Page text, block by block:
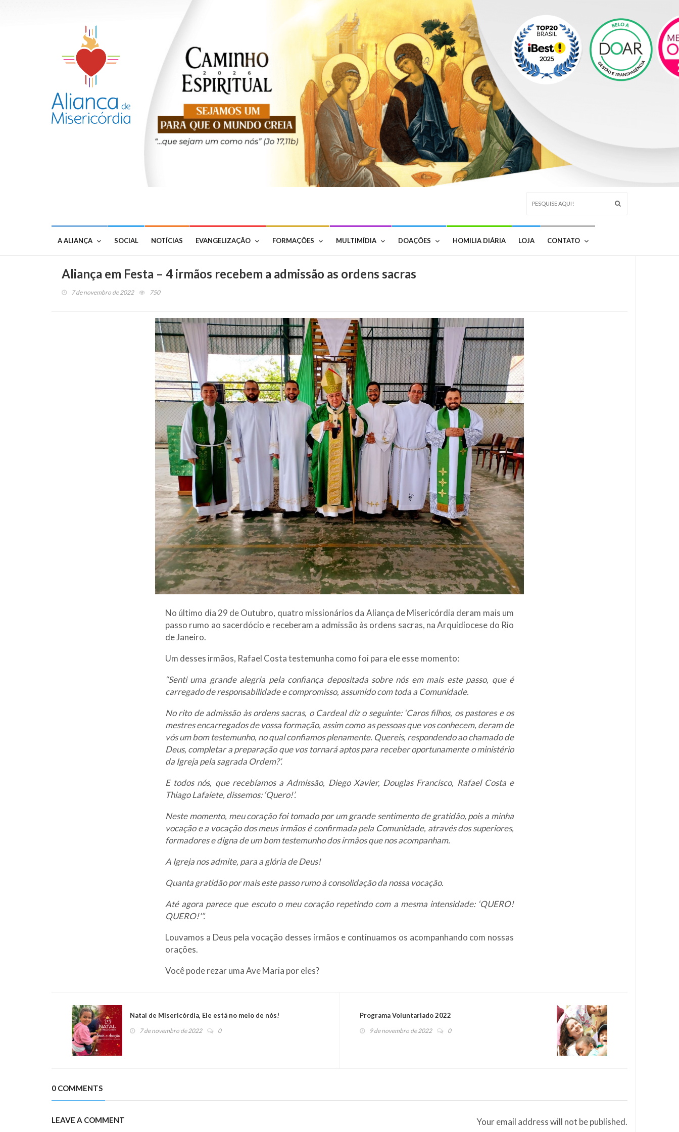
A ALIANÇA SOCIAL NOTÍCIAS EVANGELIZAÇÃO FORMAÇÕES MULTIMÍDIA DOAÇÕES HOMILIA DIÁRIA LOJA CONTATO
Aliança em Festa – 4 irmãos recebem a admissão as ordens sacras
7 de novembro de 2022 750
No último dia 29 de Outubro, quatro missionários da Aliança de Misericórdia deram mais um
passo rumo ao sacerdócio e receberam a admissão às ordens sacras, na Arquidiocese do Rio
de Janeiro.
Um desses irmãos, Rafael Costa testemunha como foi para ele esse momento:
“Senti uma grande alegria pela confiança depositada sobre nós em mais este passo, que é
carregado de responsabilidade e compromisso, assumido com toda a Comunidade.
No rito de admissão às ordens sacras, o Cardeal diz o seguinte: ‘Caros filhos, os pastores e os
mestres encarregados de vossa formação, assim como as pessoas que vos conhecem, deram de
vós um bom testemunho, no qual confiamos plenamente. Quereis, respondendo ao chamado de
Deus, completar a preparação que vos tornará aptos para receber oportunamente o ministério
da Igreja pela sagrada Ordem?’.
E todos nós, que recebíamos a Admissão, Diego Xavier, Douglas Francisco, Rafael Costa e
Thiago Lafaiete, dissemos: ‘Quero!’.
Neste momento, meu coração foi tomado por um grande sentimento de gratidão, pois a minha
vocação e a vocação dos meus irmãos é confirmada pela Comunidade, através dos superiores,
formadores e digna de um bom testemunho dos irmãos que nos acompanham.
A Igreja nos admite, para a glória de Deus!
Quanta gratidão por mais este passo rumo à consolidação da nossa vocação.
Até agora parece que escuto o meu coração repetindo com a mesma intensidade: ‘QUERO!
QUERO!'”.
Louvamos a Deus pela vocação desses irmãos e continuamos os acompanhando com nossas
orações.
Você pode rezar uma Ave Maria por eles?
Natal de Misericórdia, Ele está no meio de nós!
7 de novembro de 2022 0
Programa Voluntariado 2022
9 de novembro de 2022 0
0 COMMENTS
LEAVE A COMMENT Your email address will not be published.